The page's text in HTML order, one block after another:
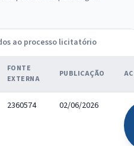
ao processo licitatório
FONTE
EXTERNA
PUBLICAÇÃO
2360574 02/06/2026